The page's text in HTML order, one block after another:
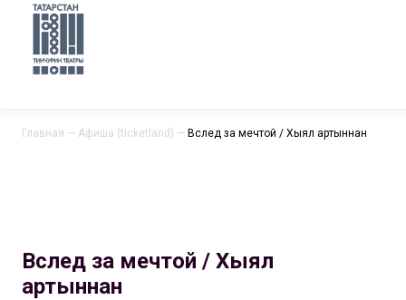
Главная — Афиша (ticketland) — Вслед за мечтой / Хыял артыннан
Вслед за мечтой / Хыял
артыннан